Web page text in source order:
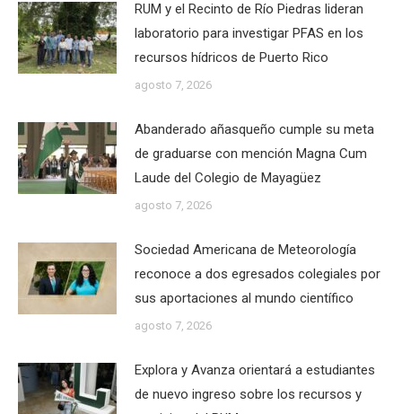
RUM y el Recinto de Río Piedras lideran
laboratorio para investigar PFAS en los
recursos hídricos de Puerto Rico
agosto 7, 2026
Abanderado añasqueño cumple su meta
de graduarse con mención Magna Cum
Laude del Colegio de Mayagüez
agosto 7, 2026
Sociedad Americana de Meteorología
reconoce a dos egresados colegiales por
sus aportaciones al mundo científico
agosto 7, 2026
Explora y Avanza orientará a estudiantes
de nuevo ingreso sobre los recursos y